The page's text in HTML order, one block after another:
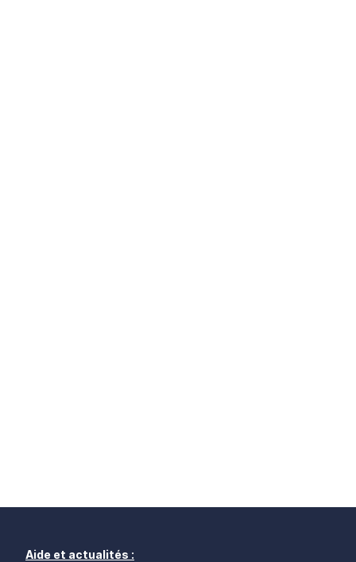
Aide et actualités :